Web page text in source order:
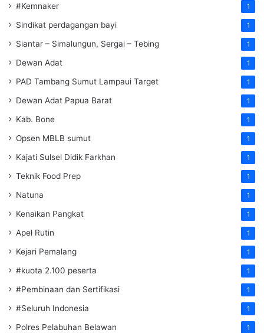
#Kemnaker 1
Sindikat perdagangan bayi 1
Siantar – Simalungun, Sergai – Tebing 1
Dewan Adat 1
PAD Tambang Sumut Lampaui Target 1
Dewan Adat Papua Barat 1
Kab. Bone 1
Opsen MBLB sumut 1
Kajati Sulsel Didik Farkhan 1
Teknik Food Prep 1
Natuna 1
Kenaikan Pangkat 1
Apel Rutin 1
Kejari Pemalang 1
#kuota 2.100 peserta 1
#Pembinaan dan Sertifikasi 1
#Seluruh Indonesia 1
Polres Pelabuhan Belawan 1